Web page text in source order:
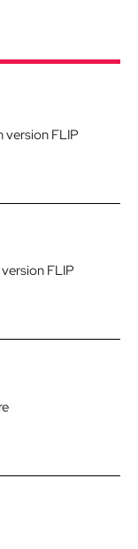
version FLIP
FLIP